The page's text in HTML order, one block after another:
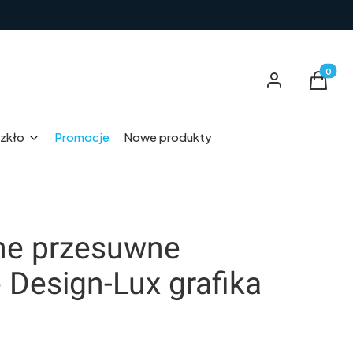
Zaloguj sięKoszyk
Promocje Nowe produkty
przesuwne
Lux grafika